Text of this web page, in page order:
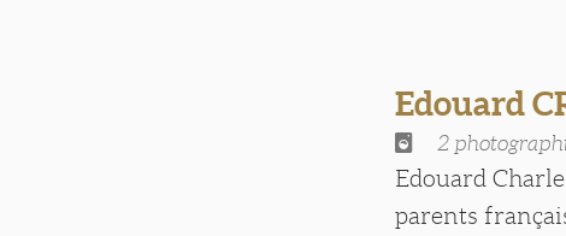
Edouard
2
Edouard
parents